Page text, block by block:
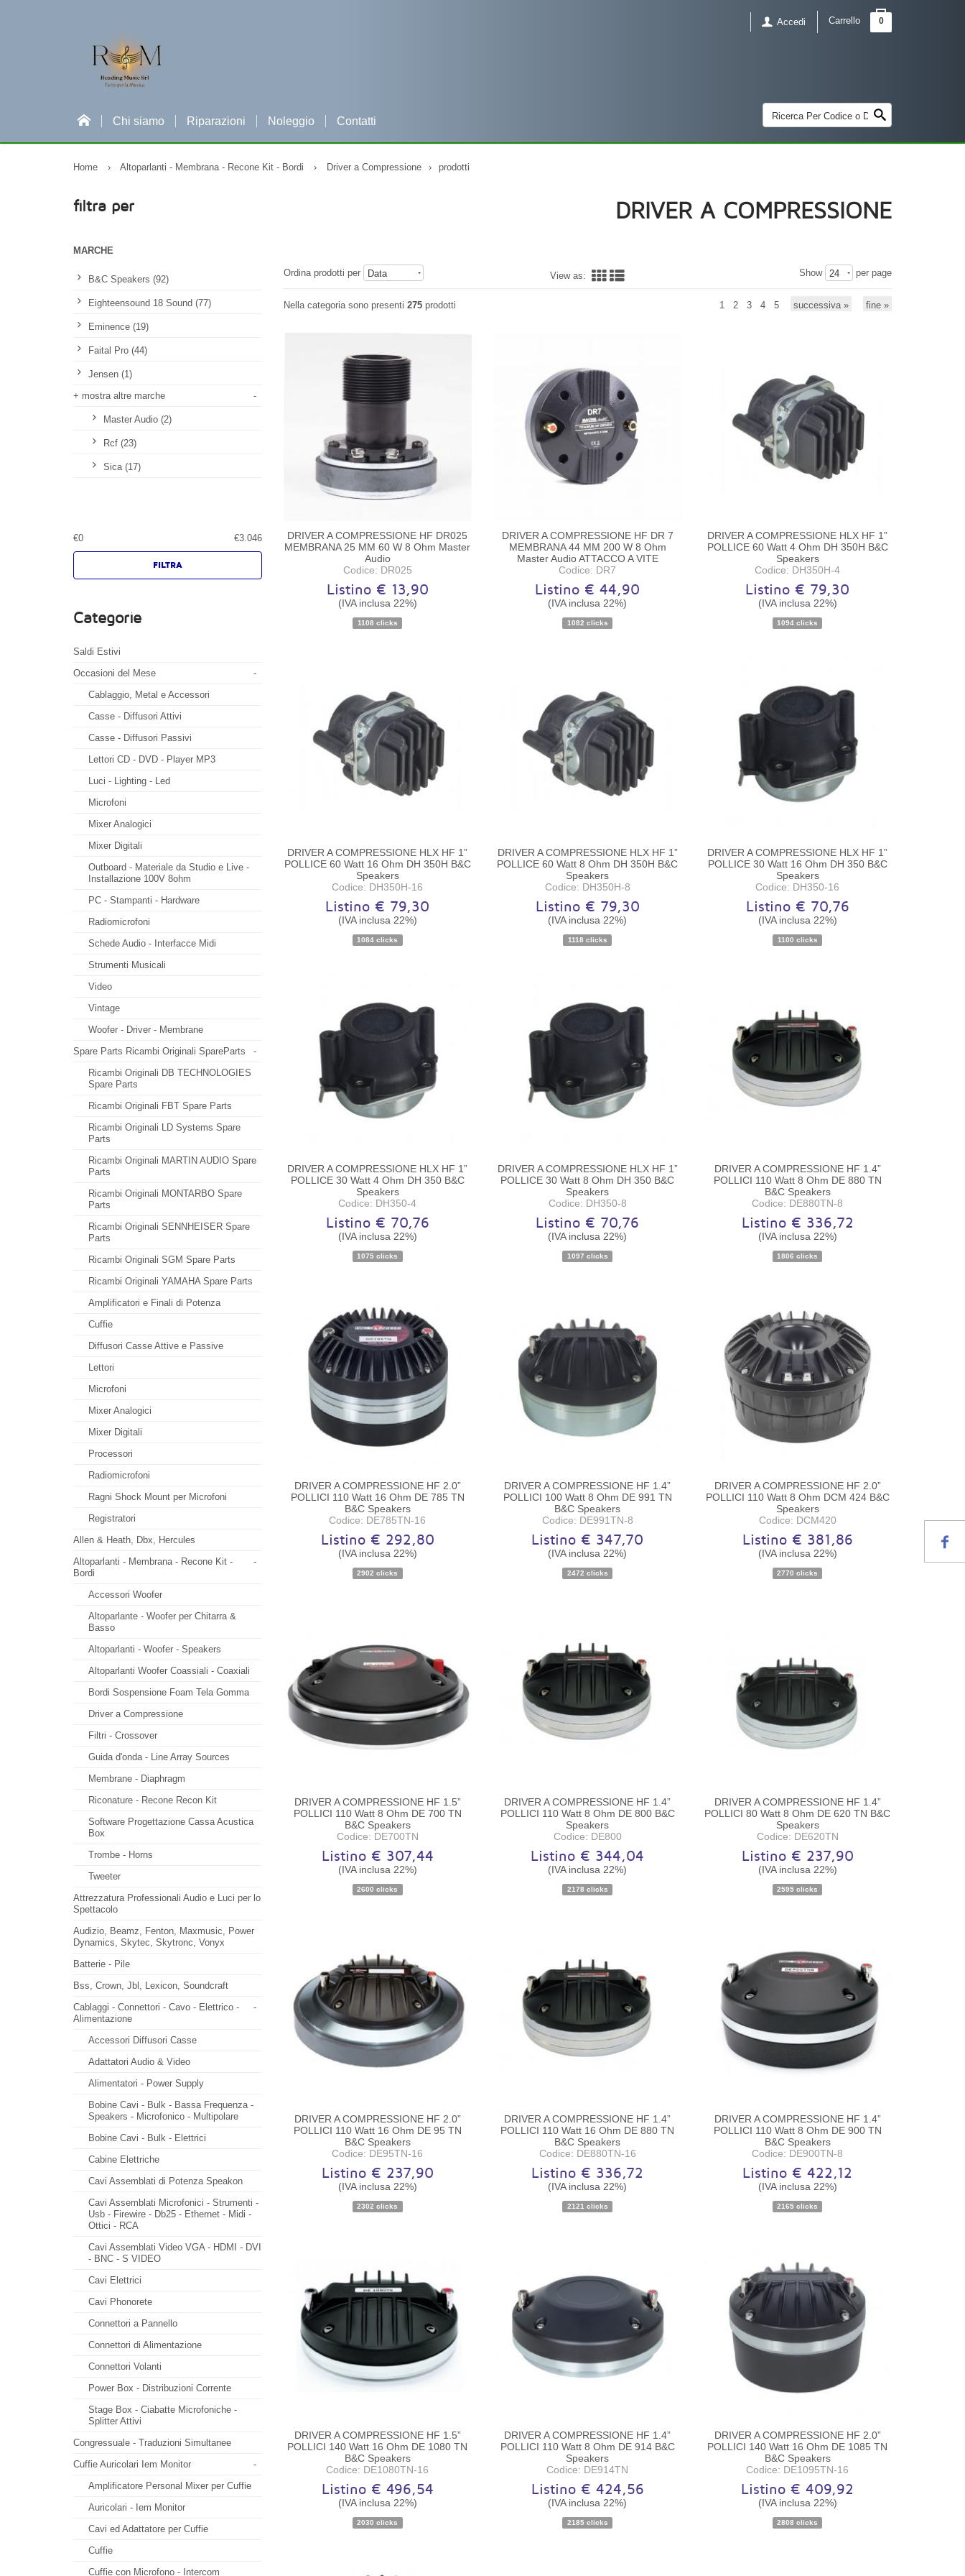
Accedi Carrello 0
Chi siamo Riparazioni Noleggio Contatti
Per qualsiasi informazione clicca e contattaci su WHATSAPP
Home › Altoparlanti - Membrana - Recone Kit - Bordi › Driver a Compressione › prodotti
filtra per
MARCHE
B&C Speakers (92)
Eighteensound 18 Sound (77)
Eminence (19)
Faital Pro (44)
Jensen (1)
-
+ mostra altre marche
Master Audio (2)
Rcf (23)
Sica (17)
€0 €3.046
Categorie
Saldi Estivi
-
Occasioni del Mese
Cablaggio, Metal e Accessori
Casse - Diffusori Attivi
Casse - Diffusori Passivi
Lettori CD - DVD - Player MP3
Luci - Lighting - Led
Microfoni
Mixer Analogici
Mixer Digitali
Outboard - Materiale da Studio e Live -
Installazione 100V 8ohm
PC - Stampanti - Hardware
Radiomicrofoni
Schede Audio - Interfacce Midi
Strumenti Musicali
Video
Vintage
Woofer - Driver - Membrane
-
Spare Parts Ricambi Originali SpareParts
Ricambi Originali DB TECHNOLOGIES
Spare Parts
Ricambi Originali FBT Spare Parts
Ricambi Originali LD Systems Spare
Parts
Ricambi Originali MARTIN AUDIO Spare
Parts
Ricambi Originali MONTARBO Spare
Parts
Ricambi Originali SENNHEISER Spare
Parts
Ricambi Originali SGM Spare Parts
Ricambi Originali YAMAHA Spare Parts
Amplificatori e Finali di Potenza
Cuffie
Diffusori Casse Attive e Passive
Lettori
Microfoni
Mixer Analogici
Mixer Digitali
Processori
Radiomicrofoni
Ragni Shock Mount per Microfoni
Registratori
Allen & Heath, Dbx, Hercules
-
Altoparlanti - Membrana - Recone Kit -
Bordi
Accessori Woofer
Altoparlante - Woofer per Chitarra &
Basso
Altoparlanti - Woofer - Speakers
Altoparlanti Woofer Coassiali - Coaxiali
Bordi Sospensione Foam Tela Gomma
Driver a Compressione
Filtri - Crossover
Guida d'onda - Line Array Sources
Membrane - Diaphragm
Riconature - Recone Recon Kit
Software Progettazione Cassa Acustica
Box
Trombe - Horns
Tweeter
Attrezzatura Professionali Audio e Luci per lo
Spettacolo
Audizio, Beamz, Fenton, Maxmusic, Power
Dynamics, Skytec, Skytronc, Vonyx
Batterie - Pile
Bss, Crown, Jbl, Lexicon, Soundcraft
-
Cablaggi - Connettori - Cavo - Elettrico -
Alimentazione
Accessori Diffusori Casse
Adattatori Audio & Video
Alimentatori - Power Supply
Bobine Cavi - Bulk - Bassa Frequenza -
Speakers - Microfonico - Multipolare
Bobine Cavi - Bulk - Elettrici
Cabine Elettriche
Cavi Assemblati di Potenza Speakon
Cavi Assemblati Microfonici - Strumenti -
Usb - Firewire - Db25 - Ethernet - Midi -
Ottici - RCA
Cavi Assemblati Video VGA - HDMI - DVI
- BNC - S VIDEO
Cavi Elettrici
Cavi Phonorete
Connettori a Pannello
Connettori di Alimentazione
Connettori Volanti
Power Box - Distribuzioni Corrente
Stage Box - Ciabatte Microfoniche -
Splitter Attivi
Congressuale - Traduzioni Simultanee
-
Cuffie Auricolari Iem Monitor
Amplificatore Personal Mixer per Cuffie
Auricolari - Iem Monitor
Cavi ed Adattatore per Cuffie
Cuffie
Cuffie con Microfono - Intercom
DRIVER A COMPRESSIONE
Ordina prodotti per Data View as: Show 24 per page
Nella categoria sono presenti 275prodotti 1 2 3 4 5 successiva » fine »
Disponibilità:Disponibile
DRIVER A COMPRESSIONE HF DR025
MEMBRANA 25 MM 60 W 8 Ohm Master
Audio
Codice: DR025
Listino € 13,90
(IVA inclusa 22%)
1108 clicks
Disponibilità:Disponibile
DRIVER A COMPRESSIONE HF DR 7
MEMBRANA 44 MM 200 W 8 Ohm
Master Audio ATTACCO A VITE
Codice: DR7
Listino € 44,90
(IVA inclusa 22%)
1082 clicks
Disponibilità:Ordinabile
DRIVER A COMPRESSIONE HLX HF 1”
POLLICE 60 Watt 4 Ohm DH 350H B&C
Speakers
Codice: DH350H-4
Listino € 79,30
(IVA inclusa 22%)
1094 clicks
Disponibilità:Ordinabile
DRIVER A COMPRESSIONE HLX HF 1”
POLLICE 60 Watt 16 Ohm DH 350H B&C
Speakers
Codice: DH350H-16
Listino € 79,30
(IVA inclusa 22%)
1084 clicks
Disponibilità:Ordinabile
DRIVER A COMPRESSIONE HLX HF 1”
POLLICE 60 Watt 8 Ohm DH 350H B&C
Speakers
Codice: DH350H-8
Listino € 79,30
(IVA inclusa 22%)
1118 clicks
Disponibilità:Ordinabile
DRIVER A COMPRESSIONE HLX HF 1”
POLLICE 30 Watt 16 Ohm DH 350 B&C
Speakers
Codice: DH350-16
Listino € 70,76
(IVA inclusa 22%)
1100 clicks
Disponibilità:Ordinabile
DRIVER A COMPRESSIONE HLX HF 1”
POLLICE 30 Watt 4 Ohm DH 350 B&C
Speakers
Codice: DH350-4
Listino € 70,76
(IVA inclusa 22%)
1075 clicks
Disponibilità:Ordinabile
DRIVER A COMPRESSIONE HLX HF 1”
POLLICE 30 Watt 8 Ohm DH 350 B&C
Speakers
Codice: DH350-8
Listino € 70,76
(IVA inclusa 22%)
1097 clicks
Disponibilità:Ordinabile
DRIVER A COMPRESSIONE HF 1.4”
POLLICI 110 Watt 8 Ohm DE 880 TN
B&C Speakers
Codice: DE880TN-8
Listino € 336,72
(IVA inclusa 22%)
1806 clicks
Disponibilità:Ordinabile
DRIVER A COMPRESSIONE HF 2.0”
POLLICI 110 Watt 16 Ohm DE 785 TN
B&C Speakers
Codice: DE785TN-16
Listino € 292,80
(IVA inclusa 22%)
2902 clicks
Disponibilità:Ordinabile
DRIVER A COMPRESSIONE HF 1.4”
POLLICI 100 Watt 8 Ohm DE 991 TN
B&C Speakers
Codice: DE991TN-8
Listino € 347,70
(IVA inclusa 22%)
2472 clicks
Disponibilità:Ordinabile
DRIVER A COMPRESSIONE HF 2.0”
POLLICI 110 Watt 8 Ohm DCM 424 B&C
Speakers
Codice: DCM420
Listino € 381,86
(IVA inclusa 22%)
2770 clicks
Disponibilità:Ordinabile
DRIVER A COMPRESSIONE HF 1.5”
POLLICI 110 Watt 8 Ohm DE 700 TN
B&C Speakers
Codice: DE700TN
Listino € 307,44
(IVA inclusa 22%)
2600 clicks
Disponibilità:Ordinabile
DRIVER A COMPRESSIONE HF 1.4”
POLLICI 110 Watt 8 Ohm DE 800 B&C
Speakers
Codice: DE800
Listino € 344,04
(IVA inclusa 22%)
2178 clicks
Disponibilità:Ordinabile
DRIVER A COMPRESSIONE HF 1.4”
POLLICI 80 Watt 8 Ohm DE 620 TN B&C
Speakers
Codice: DE620TN
Listino € 237,90
(IVA inclusa 22%)
2595 clicks
Disponibilità:Ordinabile
DRIVER A COMPRESSIONE HF 2.0”
POLLICI 110 Watt 16 Ohm DE 95 TN
B&C Speakers
Codice: DE95TN-16
Listino € 237,90
(IVA inclusa 22%)
2302 clicks
Disponibilità:Ordinabile
DRIVER A COMPRESSIONE HF 1.4”
POLLICI 110 Watt 16 Ohm DE 880 TN
B&C Speakers
Codice: DE880TN-16
Listino € 336,72
(IVA inclusa 22%)
2121 clicks
Disponibilità:Ordinabile
DRIVER A COMPRESSIONE HF 1.4”
POLLICI 110 Watt 8 Ohm DE 900 TN
B&C Speakers
Codice: DE900TN-8
Listino € 422,12
(IVA inclusa 22%)
2165 clicks
Disponibilità:Ordinabile
DRIVER A COMPRESSIONE HF 1.5”
POLLICI 140 Watt 16 Ohm DE 1080 TN
B&C Speakers
Codice: DE1080TN-16
Listino € 496,54
(IVA inclusa 22%)
2030 clicks
Disponibilità:Ordinabile
DRIVER A COMPRESSIONE HF 1.4”
POLLICI 110 Watt 8 Ohm DE 914 B&C
Speakers
Codice: DE914TN
Listino € 424,56
(IVA inclusa 22%)
2185 clicks
Disponibilità:Ordinabile
DRIVER A COMPRESSIONE HF 2.0”
POLLICI 140 Watt 16 Ohm DE 1085 TN
B&C Speakers
Codice: DE1095TN-16
Listino € 409,92
(IVA inclusa 22%)
2808 clicks